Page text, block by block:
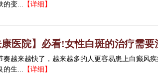
的变... 【详细】
康医院】必看!女性白斑的治疗需要
奏越来越快了，越来越多的人更容易患上白癫风
的生... 【详细】